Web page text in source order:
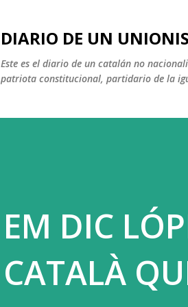
DIARIO DE UN
Este es el diario de un catalán no
patriota constitucional, partidario de la
EM DIC
CATALÀ